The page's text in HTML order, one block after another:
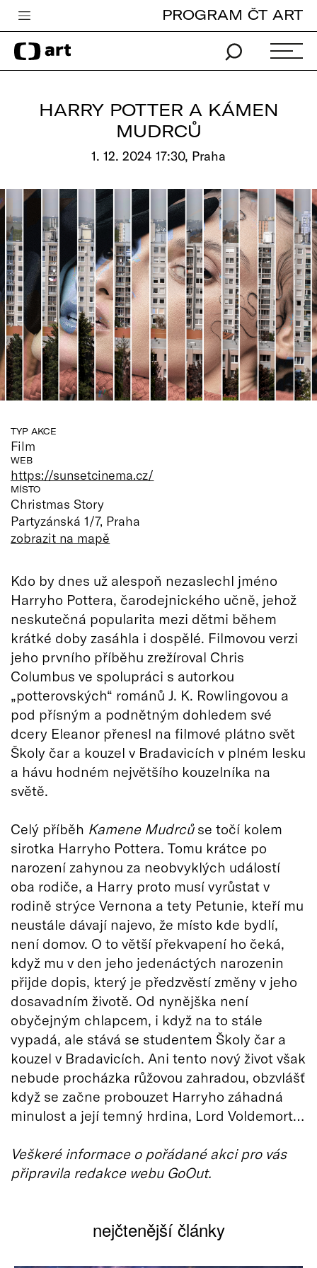
Česká televize
Zpravodajství
Vše o ČT
PROGRAM ČT ART
HARRY POTTER A KÁMEN
MUDRCŮ
1. 12. 2024 17:30, Praha
TYP AKCE
Film
WEB
https://sunsetcinema.cz/
MÍSTO
Christmas Story
Partyzánská 1/7, Praha
zobrazit na mapě
Kdo by dnes už alespoň nezaslechl jméno
Harryho Pottera, čarodejnického učně, jehož
neskutečná popularita mezi dětmi během
krátké doby zasáhla i dospělé. Filmovou verzi
jeho prvního příběhu zrežíroval Chris
Columbus ve spolupráci s autorkou
„potterovských“ románů J. K. Rowlingovou a
pod přísným a podnětným dohledem své
dcery Eleanor přenesl na filmové plátno svět
Školy čar a kouzel v Bradavicích v plném lesku
a hávu hodném největšího kouzelníka na
světě.
Celý příběh Kamene Mudrcůse točí kolem
sirotka Harryho Pottera. Tomu krátce po
narození zahynou za neobvyklých událostí
oba rodiče, a Harry proto musí vyrůstat v
rodině strýce Vernona a tety Petunie, kteří mu
neustále dávají najevo, že místo kde bydlí,
není domov. O to větší překvapení ho čeká,
když mu v den jeho jedenáctých narozenin
přijde dopis, který je předzvěstí změny v jeho
dosavadním životě. Od nynějška není
obyčejným chlapcem, i když na to stále
vypadá, ale stává se studentem Školy čar a
kouzel v Bradavicích. Ani tento nový život však
nebude procházka růžovou zahradou, obzvlášť
když se začne probouzet Harryho záhadná
minulost a její temný hrdina, Lord Voldemort…
Veškeré informace o pořádané akci pro vás
připravila redakce webu GoOut.
nejčtenější články